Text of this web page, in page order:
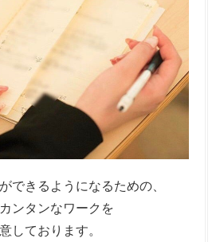
できるようになるための、
ンタンなワークを
しております。